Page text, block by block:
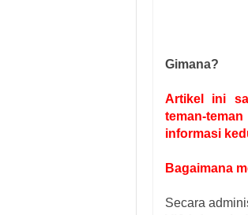
Gimana?
Artikel ini
teman-
informasi
Bagaimana
Secara